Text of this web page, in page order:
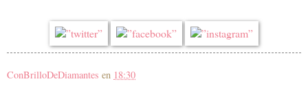
ConBrilloDeDiamantes en 18:30